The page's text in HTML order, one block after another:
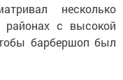
несколько
с высокой
барбершоп был